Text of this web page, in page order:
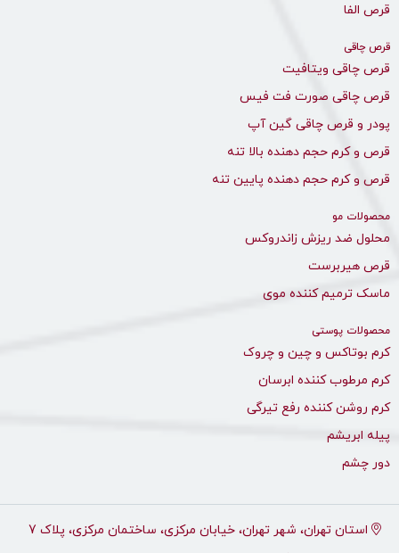
قرص الفا
قرص چاقی
قرص چاقی ویتافیت
قرص چاقی صورت فت فیس
پودر و قرص چاقی گین آپ
قرص و کرم حجم دهنده بالا تنه
قرص و کرم حجم دهنده پایین تنه
محصولات مو
محلول ضد ریزش زاندروکس
قرص هیربرست
ماسک ترمیم کننده موی
محصولات پوستی
کرم بوتاکس و چین و چروک
کرم مرطوب کننده ابرسان
کرم روشن کننده رفع تیرگی
پیله ابریشم
دور چشم
استان تهران، شهر تهران، خیابان مرکزی، ساختمان مرکزی، پلاک 7